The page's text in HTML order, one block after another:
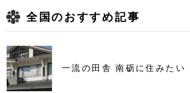
全国のおすすめ記事
一流の田舎 南砺に住みたい